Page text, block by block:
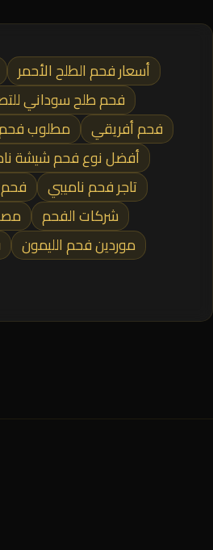
أسعار فحم الطلح الأحمر
فحم طلح سوداني
فحم أفريقي
مطلوب فحم
أفضل نوع فحم شيشة
تاجر فحم ناميبي
شركات الفحم
موردين فحم الليمون